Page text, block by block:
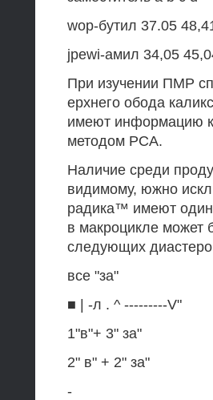
wop-бутил 37.05
jpewi-амил 34,05
При изучении ПМР
ерхнего обода
имеют информацию
методом РСА.
Наличие среди
видимому, южно
радика™ имеют один
в макроцикле может
следующих
все "за"
■ | -л . ^ ---------V"
1"в"+ 3" за"
2" в" + 2" за"
-